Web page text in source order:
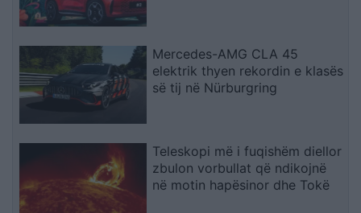
Mercedes-AMG CLA 45
elektrik thyen rekordin e klasës
së tij në Nürburgring
Teleskopi më i fuqishëm diellor
zbulon vorbullat që ndikojnë
në motin hapësinor dhe Tokë